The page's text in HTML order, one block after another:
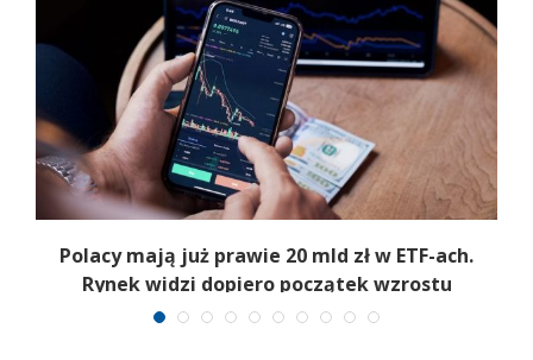
Polacy mają już prawie 20 mld zł w ETF-ach.
Rynek widzi dopiero początek wzrostu